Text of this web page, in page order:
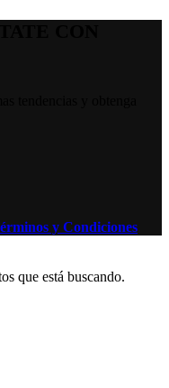
y Condiciones
que está buscando.